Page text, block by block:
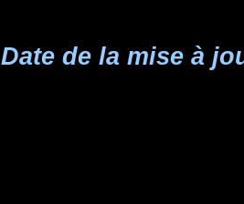
Date de la mise à